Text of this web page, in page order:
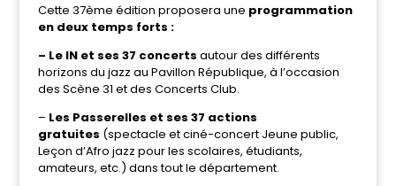
Cette 37ème édition proposera une programmation
en deux temps forts :
– Le IN et ses 37 concerts autour des différents
horizons du jazz au Pavillon République, à l’occasion
des Scène 31 et des Concerts Club.
– Les Passerelles et ses 37 actions
gratuites (spectacle et ciné-concert Jeune public,
Leçon d’Afro jazz pour les scolaires, étudiants,
amateurs, etc.) dans tout le département.